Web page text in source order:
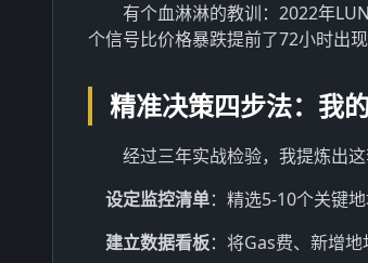
有个血淋淋的教训：2022年
个信号比价格暴跌提前了72小时出现
精准决策四步法：我
经过三年实战检验，我提炼出这
设定监控清单：精选5-10个关键
建立数据看板：将Gas费、新增